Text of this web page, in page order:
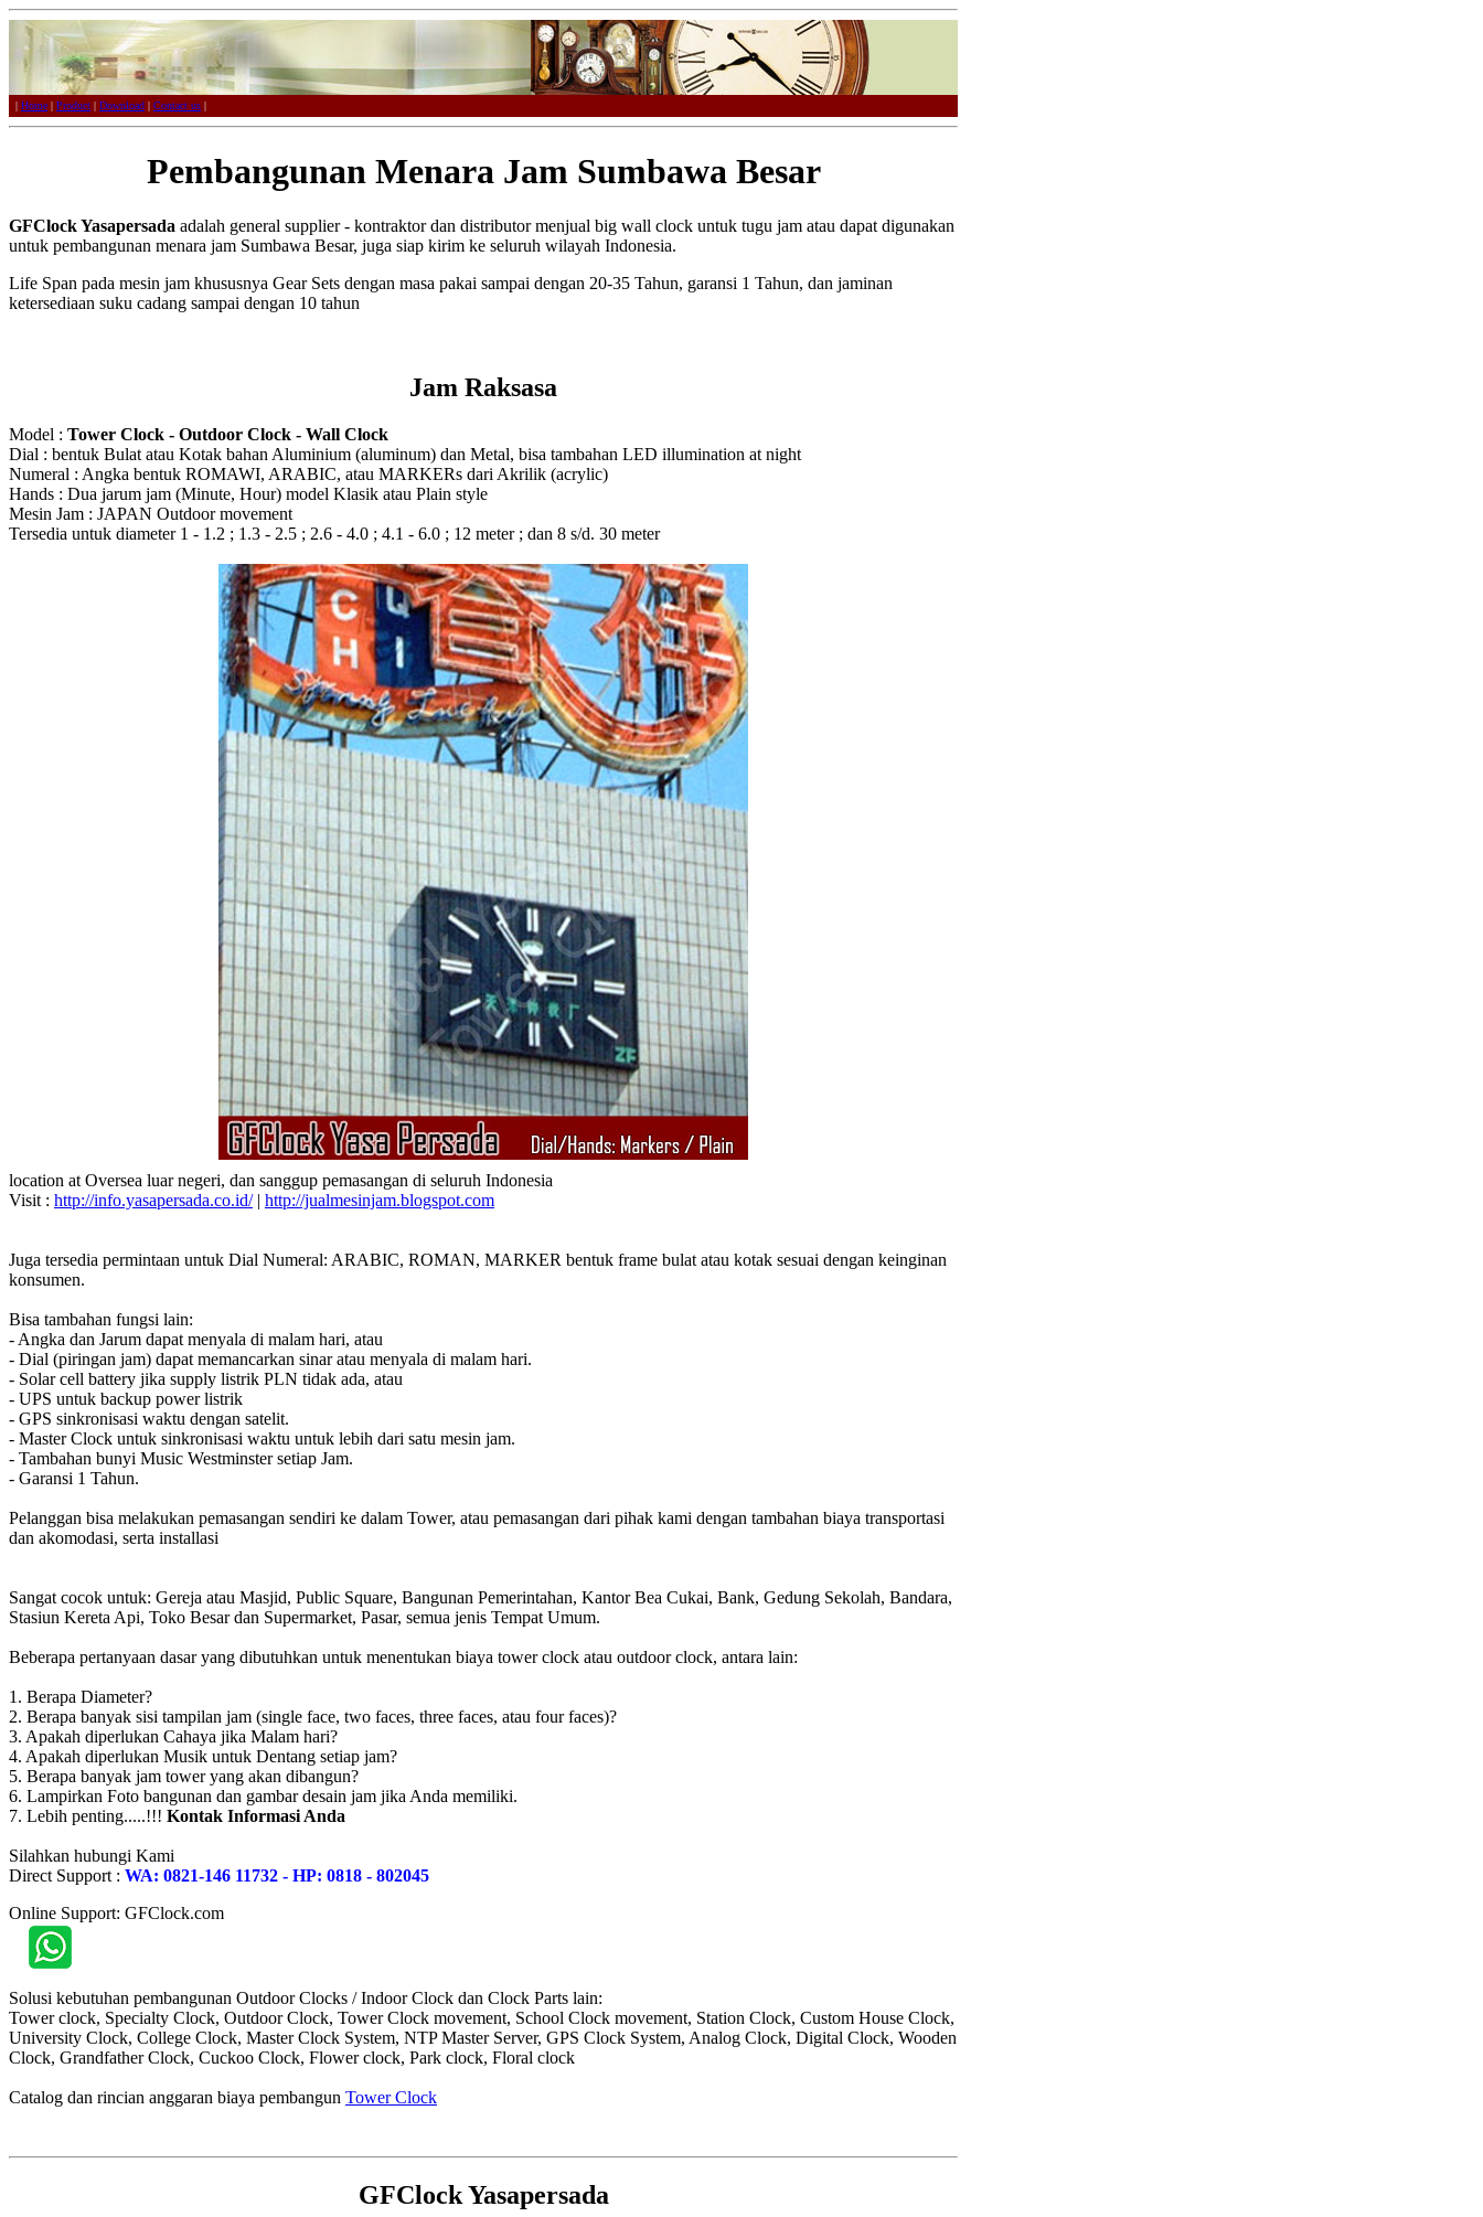
| Home | Product | Download | Contact us |
Pembangunan Menara Jam Sumbawa Besar
GFClock Yasapersada adalah general supplier - kontraktor dan distributor menjual big wall clock untuk tugu jam atau dapat digunakan
untuk pembangunan menara jam Sumbawa Besar, juga siap kirim ke seluruh wilayah Indonesia.
Life Span pada mesin jam khususnya Gear Sets dengan masa pakai sampai dengan 20-35 Tahun, garansi 1 Tahun, dan jaminan
ketersediaan suku cadang sampai dengan 10 tahun
Jam Raksasa
Model : Tower Clock - Outdoor Clock - Wall Clock
Dial : bentuk Bulat atau Kotak bahan Aluminium (aluminum) dan Metal, bisa tambahan LED illumination at night
Numeral : Angka bentuk ROMAWI, ARABIC, atau MARKERs dari Akrilik (acrylic)
Hands : Dua jarum jam (Minute, Hour) model Klasik atau Plain style
Mesin Jam : JAPAN Outdoor movement
Tersedia untuk diameter 1 - 1.2 ; 1.3 - 2.5 ; 2.6 - 4.0 ; 4.1 - 6.0 ; 12 meter ; dan 8 s/d. 30 meter
location at Oversea luar negeri, dan sanggup pemasangan di seluruh Indonesia
Visit : http://info.yasapersada.co.id/| http://jualmesinjam.blogspot.com
Juga tersedia permintaan untuk Dial Numeral: ARABIC, ROMAN, MARKER bentuk frame bulat atau kotak sesuai dengan keinginan
konsumen.
Bisa tambahan fungsi lain:
- Angka dan Jarum dapat menyala di malam hari, atau
- Dial (piringan jam) dapat memancarkan sinar atau menyala di malam hari.
- Solar cell battery jika supply listrik PLN tidak ada, atau
- UPS untuk backup power listrik
- GPS sinkronisasi waktu dengan satelit.
- Master Clock untuk sinkronisasi waktu untuk lebih dari satu mesin jam.
- Tambahan bunyi Music Westminster setiap Jam.
- Garansi 1 Tahun.
Pelanggan bisa melakukan pemasangan sendiri ke dalam Tower, atau pemasangan dari pihak kami dengan tambahan biaya transportasi
dan akomodasi, serta installasi
Sangat cocok untuk: Gereja atau Masjid, Public Square, Bangunan Pemerintahan, Kantor Bea Cukai, Bank, Gedung Sekolah, Bandara,
Stasiun Kereta Api, Toko Besar dan Supermarket, Pasar, semua jenis Tempat Umum.
Beberapa pertanyaan dasar yang dibutuhkan untuk menentukan biaya tower clock atau outdoor clock, antara lain:
1. Berapa Diameter?
2. Berapa banyak sisi tampilan jam (single face, two faces, three faces, atau four faces)?
3. Apakah diperlukan Cahaya jika Malam hari?
4. Apakah diperlukan Musik untuk Dentang setiap jam?
5. Berapa banyak jam tower yang akan dibangun?
6. Lampirkan Foto bangunan dan gambar desain jam jika Anda memiliki.
7. Lebih penting.....!!! Kontak Informasi Anda
Silahkan hubungi Kami
Direct Support : WA: 0821-146 11732 - HP: 0818 - 802045
Online Support: GFClock.com
Solusi kebutuhan pembangunan Outdoor Clocks / Indoor Clock dan Clock Parts lain:
Tower clock, Specialty Clock, Outdoor Clock, Tower Clock movement, School Clock movement, Station Clock, Custom House Clock,
University Clock, College Clock, Master Clock System, NTP Master Server, GPS Clock System, Analog Clock, Digital Clock, Wooden
Clock, Grandfather Clock, Cuckoo Clock, Flower clock, Park clock, Floral clock
Catalog dan rincian anggaran biaya pembangun Tower Clock
GFClock Yasapersada